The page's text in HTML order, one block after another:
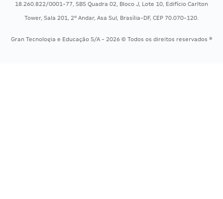
Residência Multiprofissional
18.260.822/0001-77, SBS Quadra 02, Bloco J, Lote 10, Edifício Carlton
Tower, Sala 201, 2º Andar, Asa Sul, Brasília-DF, CEP 70.070-120.
Gran Tecnologia e Educação S/A - 2026 © Todos os direitos reservados ®